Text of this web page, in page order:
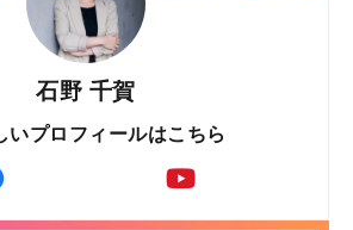
石野 千賀
いプロフィールはこちら